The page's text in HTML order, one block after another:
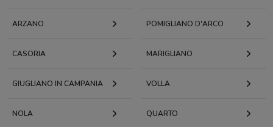
ARZANO POMIGLIANO D'ARCO
CASORIA MARIGLIANO
GIUGLIANO IN CAMPANIA VOLLA
NOLA QUARTO